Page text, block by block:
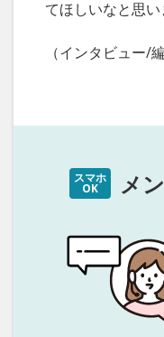
てほしいなと思い
（インタビュー/
スマホ
OK メ